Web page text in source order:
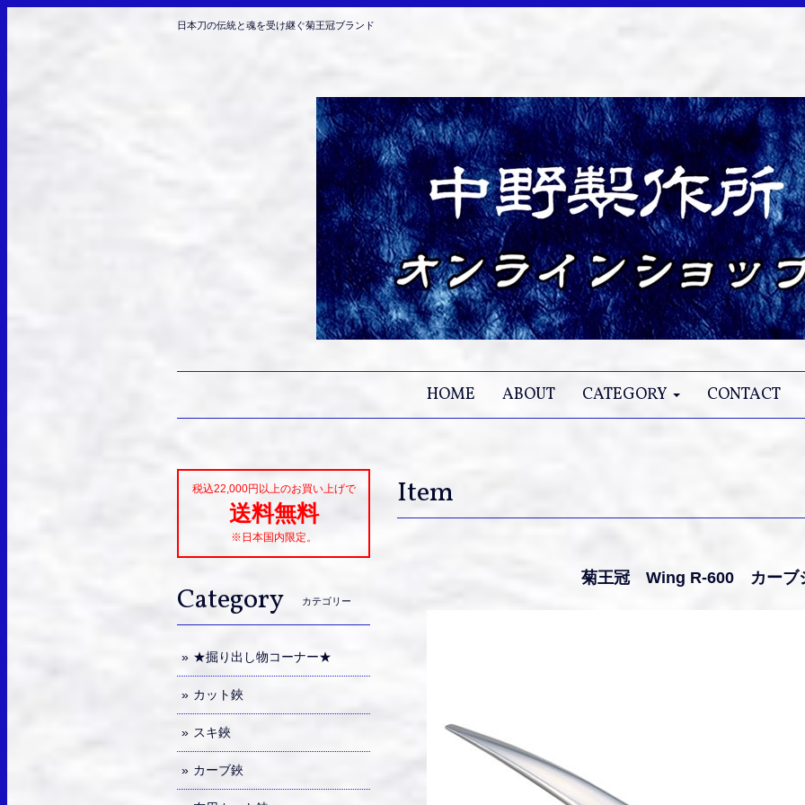
日本刀の伝統と魂を受け継ぐ菊王冠ブランド
HOME ABOUT CATEGORY CONTACT
Item
菊王冠 Wing R-600 カーブ
税込22,000円以上のお買い上げで
送料無料
※日本国内限定。
Category カテゴリー
★掘り出し物コーナー★
カット鋏
スキ鋏
カーブ鋏